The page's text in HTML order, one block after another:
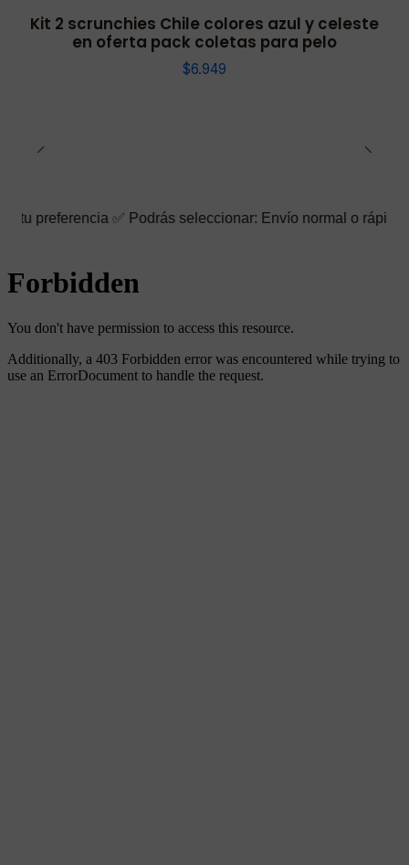
Kit 2 scrunchies Chile colores azul y celeste
en oferta pack coletas para pelo
$6.949
✅ Podrás seleccionar: Envío normal o rápido ☑️